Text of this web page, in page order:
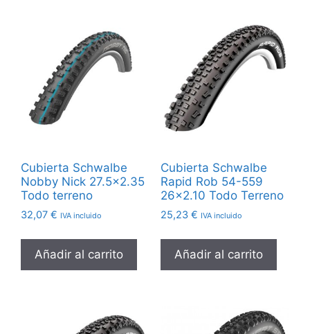
Cubierta Schwalbe
Nobby Nick 27.5×2.35
Todo terreno
32,07 € IVA incluido
Añadir al carrito
Cubierta Schwalbe
Rapid Rob 54-559
26×2.10 Todo Terreno
25,23 € IVA incluido
Añadir al carrito